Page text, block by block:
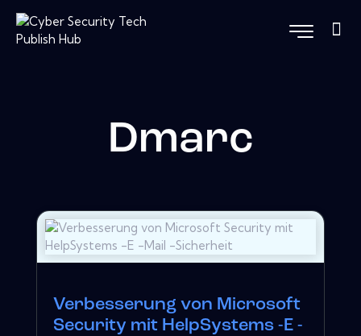
Dmarc
Verbesserung von Microsoft
Security mit HelpSystems -E -